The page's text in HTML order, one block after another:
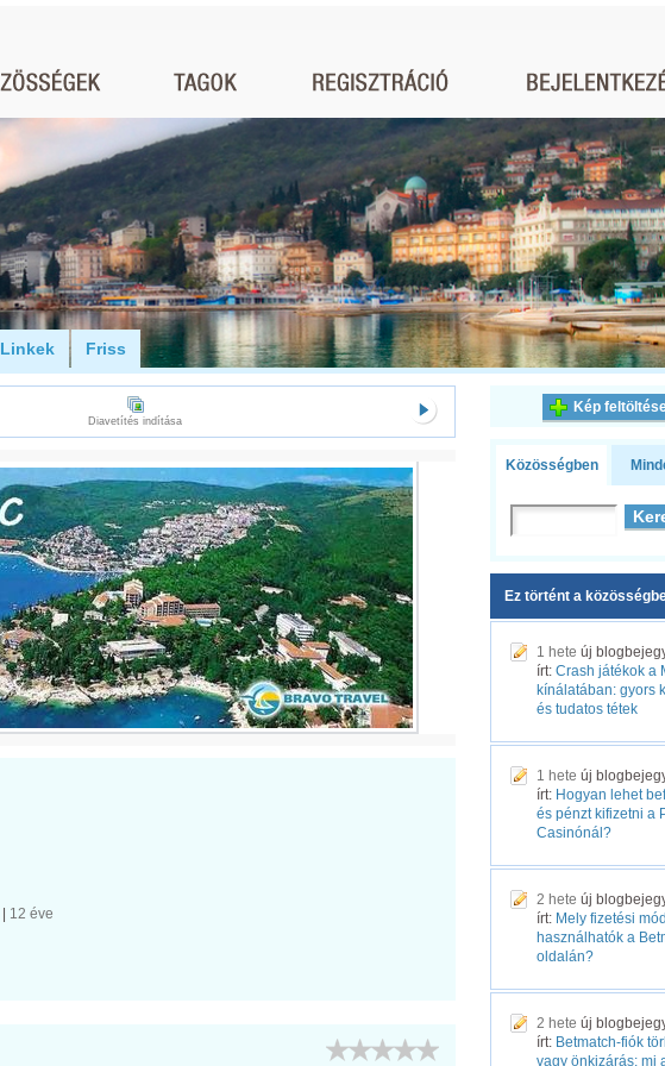
Linkek Friss
Diavetítés indítása
12 éve
Kép
Közösségben
Ez történt a
1 hete új
írt: Crash játékok a
kínálatában: gyors
és tudatos tétek
1 hete új
írt: Hogyan lehet
és pénzt kifizetni a
Casinónál?
2 hete új
írt: Mely fizetési
használhatók a
oldalán?
2 hete új
írt: Betmatch-fiók
vagy önkizárás: mi